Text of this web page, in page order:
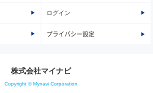
ログイン
プライバシー設定
株式会社マイナビ
Copyright © Mynavi Corporation